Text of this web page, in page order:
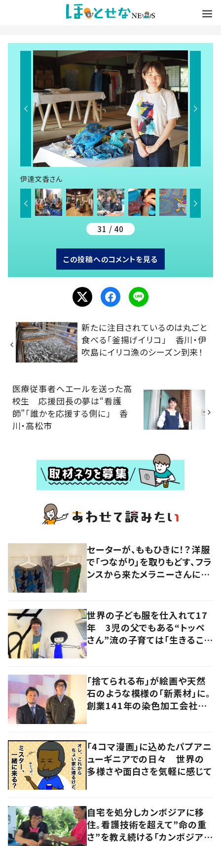
伊達文香さん
31 / 40
この投稿へのコメントを見る
新たに注目されているのは丸ごと
食べる「釜揚げイリコ」 香川・伊
吹島にイリコ漁のシーズン到来！
医療従事者へエールを送った高
校生 応援団長の夢は“看護
師”「誰かを応援する側に」 香
川・高松市
セーターが、ももひきに！？洋服
で「つながり」を取りもどす、フラ
ンスから来たメラニーさんに学
世界の子ども服を仕入れて17
年 3児の父でもある“トッペ
さん”流の子育ては「生きること
「捨てられる布」が絵画や天然
石のような模様の「新素材」に。
創業141年の染色加工会社が
「4コマ漫画」に込めたパプアニ
ューギニアでの日々 世界の
多様さや面白さを気軽に感じて
自宅を処分しカンボジアに移
住。看護技術を超えて”命の重
さ”を教え続ける「カンボジアを